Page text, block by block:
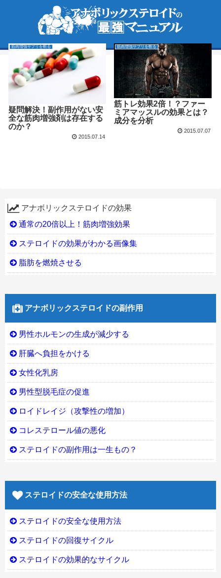
筋肉増強サプリを斬る
疑問解決！副作用がない安
全な筋肉増強剤は存在する
のか？
2015.07.14
筋肉増強サプリを斬る
筋トレ効果2倍！？ファー
ミアマッスルの効果とは？
成分を分析
2015.07.07
アナボリックステロイドの効果
通常の20倍以上！筋肉増強効果
ステロイドの効果がわかる画像集
脂肪を燃焼させる
アナボリックステロイドの副作用
男性ホルモンの生成が減少する
肝臓へ負担をかける
女性化乳房
男性型脱毛症の促進
ロイドレイジ（攻撃性の増加）
コレステロール値の悪化
ステロイドの副作用は一生もの？
ステロイドの安全な使用方法
ステロイドの安全な使用方法
ステロイドの回復サイクル
ステロイドの効果的なサイクル